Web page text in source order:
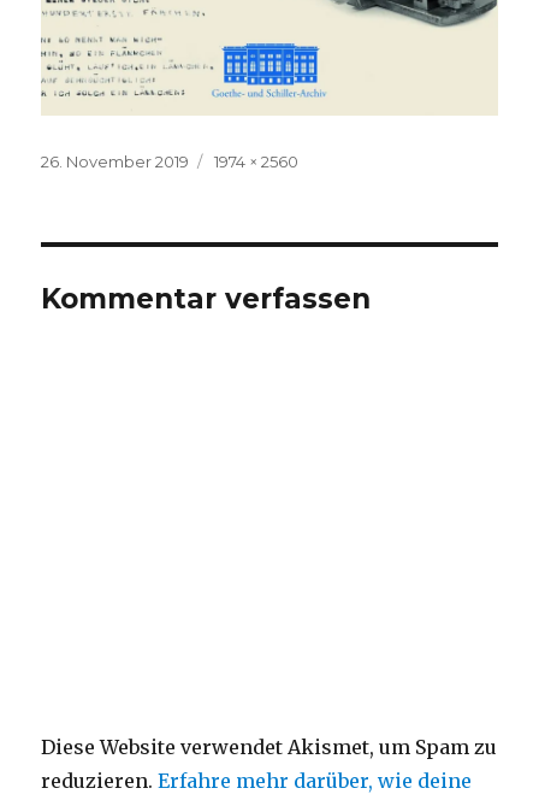
Veröffentlicht
26. November 2019
Volle
1974 × 2560
Kommentar verfassen
Diese Website verwendet Akismet, um Spam zu
reduzieren.Erfahre mehr darüber, wie deine